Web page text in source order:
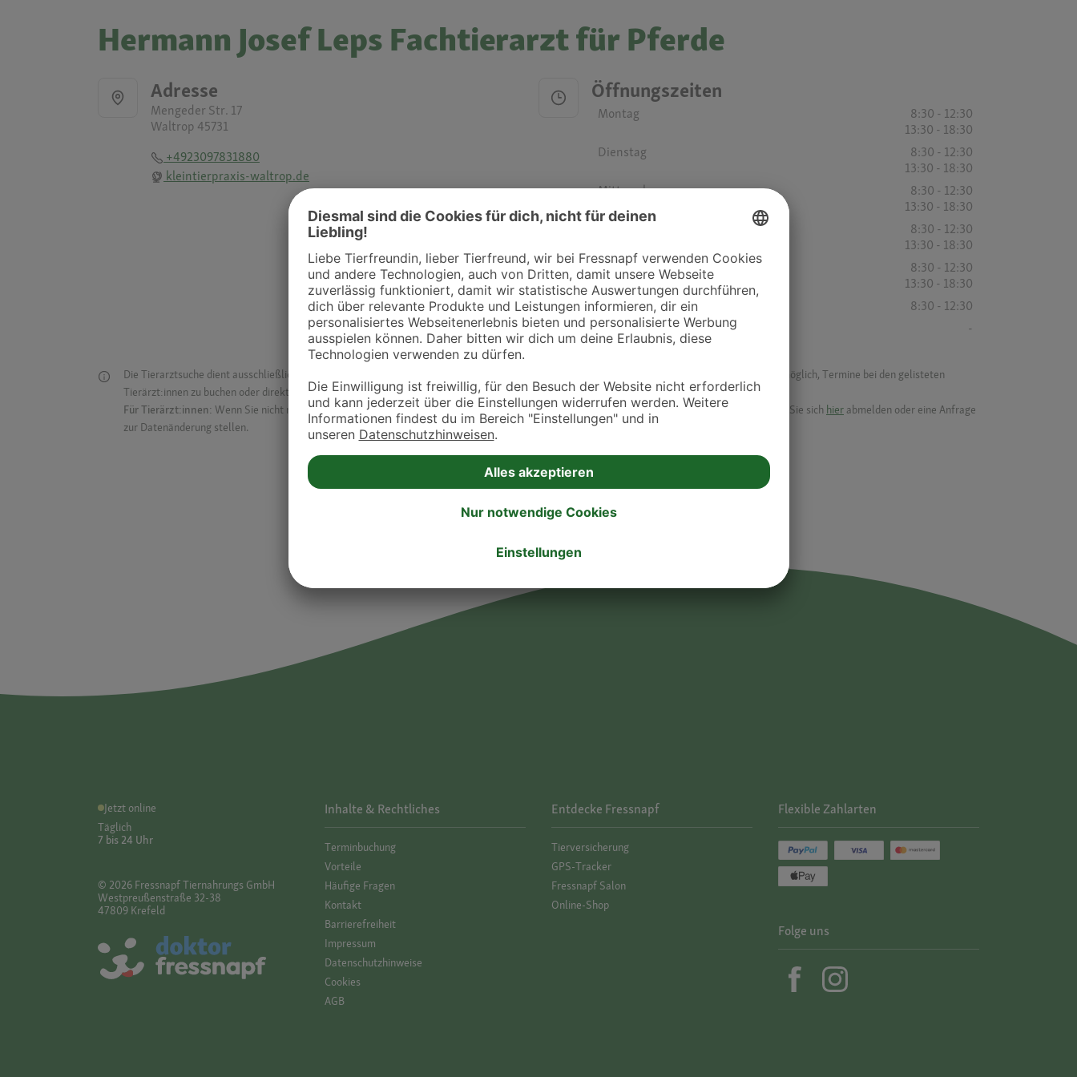
Hermann Josef Leps Fachtierarzt für Pferde
Adresse
Mengeder Str. 17
Waltrop 45731
+4923097831880
kleintierpraxis-waltrop.de
Öffnungszeiten
Montag
8:30 - 12:30
13:30 - 18:30
Dienstag
8:30 - 12:30
13:30 - 18:30
Mittwoch
8:30 - 12:30
13:30 - 18:30
8:30 - 12:30
13:30 - 18:30
Freitag
8:30 - 12:30
13:30 - 18:30
Samstag
8:30 - 12:30
Sonntag
-
Die Tierarztsuche dient ausschließlich dazu, Tierarztpraxen und Kliniken in deiner Nähe übersichtlich anzuzeigen. Über Dr. Fressnapf ist es nicht möglich, Termine bei den gelisteten
Tierärzt:innen zu buchen oder direkt mit ihnen in Kontakt zu treten. Bitte wende dich hierfür direkt an die jeweilige Praxis oder Klinik.
Für Tierärzt:innen: Wenn Sie nicht mehr auf der Dr. Fressnapf Tierarztsuche als Praxis gelistet werden oder Ihre Daten ändern möchten, können Sie sich hier abmelden oder eine Anfrage
zur Datenänderung stellen.
Jetzt online
Täglich
7 bis 24 Uhr
© 2026 Fressnapf Tiernahrungs GmbH
Westpreußenstraße 32-38
47809 Krefeld
Inhalte & Rechtliches
Termin­buchung
Vorteile
Häufige Fragen
Kontakt
Barrierefreiheit
Impressum
Datenschutz­hinweise
Cookies
AGB
Entdecke Fressnapf
Tierversicherung
GPS-Tracker
Fressnapf Salon
Online-Shop
Flexible Zahlarten
Folge uns